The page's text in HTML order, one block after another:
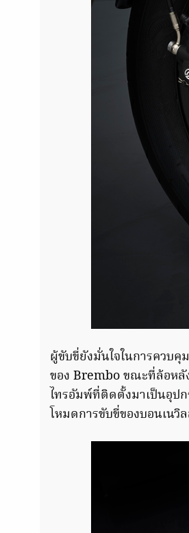
ผู้ขับขี่ยังมั่นใจในการควบ
ของ Brembo ขณะที่ล้อหลั
ไทรอัมพ์ที่ติดตั้งมาเป็นอุป
โหมดการขับขี่ของบอนเนวิ